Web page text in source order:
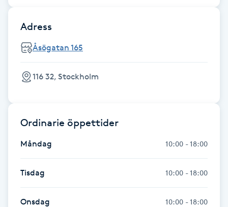
Herrklippning
HIFU
Hollywood Peel
Hot Stone Massage
Hot yoga
Hudföryngring
Adress
Åsögatan 165
116 32, Stockholm
Ordinarie öppettider
Måndag 10:00 - 18:00
Tisdag 10:00 - 18:00
Onsdag 10:00 - 18:00